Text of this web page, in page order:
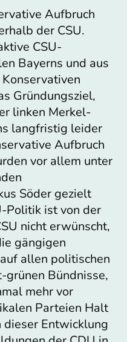
Aufbruch
der CSU.
CSU-
Bayerns und aus
Gründungsziel,
linken Merkel-
langfristig leider
Aufbruch
vor allem unter
Söder gezielt
Politik ist von der
nicht erwünscht,
gängigen
allen politischen
grünen Bündnisse,
mehr vor
Parteien Halt
dieser Entwicklung